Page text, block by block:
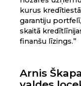
kurus
garantiju
skaitā
finanšu līzings.”
Arnis